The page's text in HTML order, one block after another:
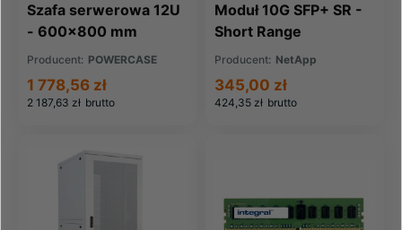
Szafa serwerowa 12U
- 600x800 mm
Producent: POWERCASE
2 187,63 zł brutto
1 778,56 zł
Moduł 10G SFP+ SR -
Short Range
Producent: NetApp
424,35 zł brutto
345,00 zł